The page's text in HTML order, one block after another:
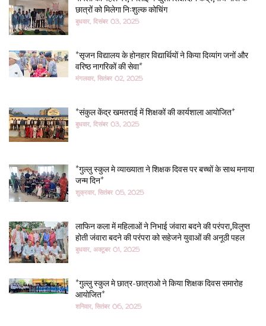
छात्रों को मिलेगा निःशुल्क कोचिंग
बुधवार, दिसंबर 03, 2025
*सृजन विद्यालय के होनहार विद्यार्थियों ने किया दिव्यांग जनों और
वरिष्ठ नागरिकों की सेवा*
मंगलवार, सितंबर 02, 2025
*संकुल केंद्र खमतराई में शिक्षकों की कार्यशाला आयोजित*
बुधवार, दिसंबर 03, 2025
*गुल्लु स्कुल मे व्याख्याता ने शिक्षक दिवस पर बच्चों के साथ मनाया
जन्म दिन*
शुक्रवार, सितंबर 05, 2025
लाफिन कला में महिलाओं ने निभाई जंवारा बदने की परंपरा,विलुप्त
होती जंवारा बदने की परंपरा को सहेजने युवाओं की अनूठी पहल
बुधवार, अक्टूबर 01, 2025
*गुल्लु स्कुल मे छात्र-छात्राओ ने किया शिक्षक दिवस समारोह
आयोजित*
शनिवार, सितंबर 06, 2025